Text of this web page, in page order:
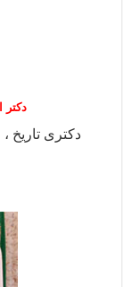
دکتر الهام
دکتری تاریخ